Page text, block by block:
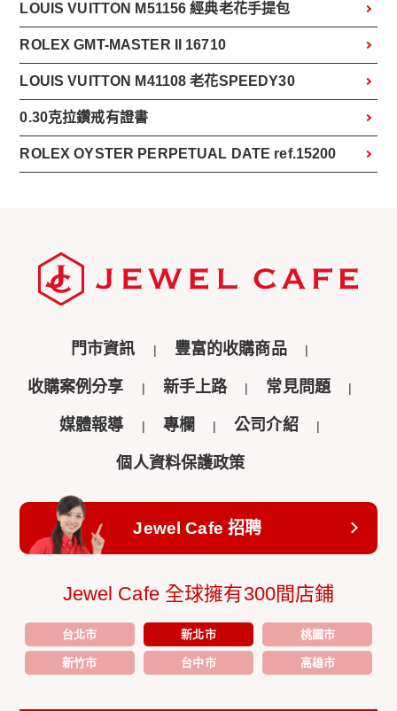
LOUIS VUITTON M51156 經典老花手提包
ROLEX GMT-MASTER II 16710
LOUIS VUITTON M41108 老花SPEEDY30
0.30克拉鑽戒有證書
ROLEX OYSTER PERPETUAL DATE ref.15200
門市資訊 豐富的收購商品
收購案例分享 新手上路 常見問題
媒體報導 專欄 公司介紹
個人資料保護政策
Jewel Cafe 招聘
Jewel Cafe 全球擁有300間店鋪
台北市 新北市 桃園市
新竹市 台中市 高雄市